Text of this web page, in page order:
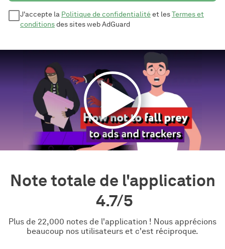
J'accepte la Politique de confidentialitéet lesTermes et
conditionsdes sites web AdGuard
Note totale de l'application
4.7/5
Plus de 22,000 notes de l'application ! Nous apprécions
beaucoup nos utilisateurs et c'est réciproque.